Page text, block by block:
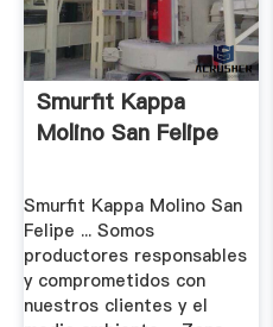
Smurfit Kappa
Molino San Felipe
Smurfit Kappa Molino San
Felipe ... Somos
productores responsables
y comprometidos con
nuestros clientes y el